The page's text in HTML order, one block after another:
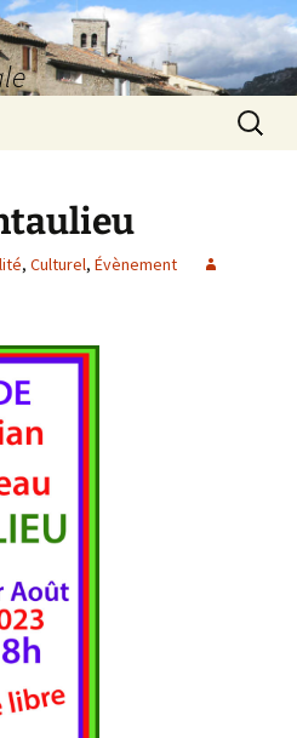
, Culturel, Évènement